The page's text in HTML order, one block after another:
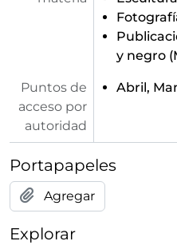
y negro
Puntos de
acceso por
autoridad
Abril,
Portapapeles
Agregar
Explorar